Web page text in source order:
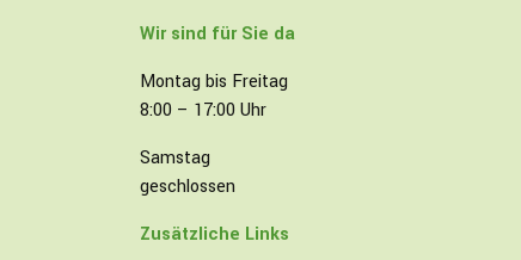
Wir sind für Sie da
Montag bis Freitag
8:00 – 17:00 Uhr
Samstag
geschlossen
Zusätzliche Links